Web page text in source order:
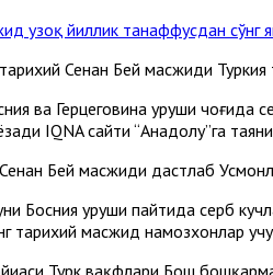
тарихий Сенан Бей масжиди
ва Герцеговина уруши чоғида
IQNA сайти “Aнадолу”га
Бей масжиди дастлаб
Босния уруши пайтида серб
тарихий масжид намозхонлар